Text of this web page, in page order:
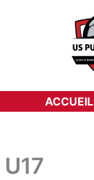
ACCUEIL